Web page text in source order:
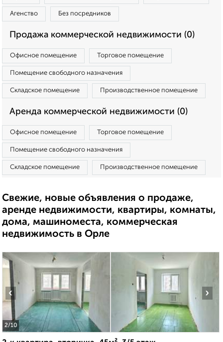
Агенство Без посредников
Продажа коммерческой недвижимости (0)
Офисное помещение Торговое помещение
Помещение свободного назначения
Складское помещение Производственное помещение
Аренда коммерческой недвижимости (0)
Офисное помещение Торговое помещение
Помещение свободного назначения
Складское помещение Производственное помещение
Свежие, новые объявления о продаже,
аренде недвижимости, квартиры, комнаты,
дома, машиноместа, коммерческая
недвижимость в Орле
2/10
‹ ›